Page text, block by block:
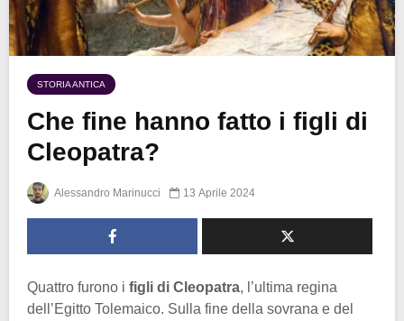
STORIA ANTICA
Che fine hanno fatto i figli di
Cleopatra?
Alessandro Marinucci 13 Aprile 2024
Quattro furono i figli di Cleopatra, l’ultima regina
dell’Egitto Tolemaico. Sulla fine della sovrana e del